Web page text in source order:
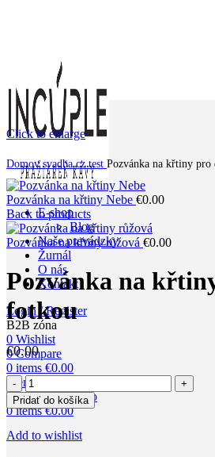
E-shop
Blog
Naše prevádzky
Žurnál
O nás
Kontakt
Login / Register
B2B zóna
0 Wishlist
0 Compare
0 items €0.00
Menu
0items €0.00
Click to enlarge
Domovsvadba cz test Pozvánka na křtiny
Pozvánka na křtiny Nebe €0.00
Back to products
Pozvánka na křtiny růžová €0.00
Pozvánka na
fotkou
€0.00
množstvo
Pozvánka
na
pro
Pridať do košíka
Add to wishlist